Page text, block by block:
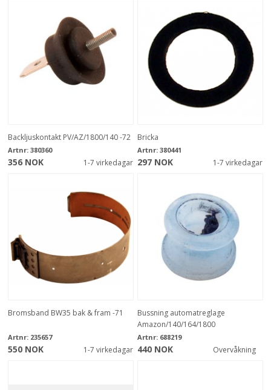
Backljuskontakt PV/AZ/1800/140 -72
Artnr: 380360
356 NOK 1-7 virkedagar
Bricka
Artnr: 380441
297 NOK 1-7 virkedagar
Bromsband BW35 bak & fram -71
Artnr: 235657
550 NOK 1-7 virkedagar
Bussning automatreglage
Amazon/140/164/1800
Artnr: 688219
440 NOK Overvåkning